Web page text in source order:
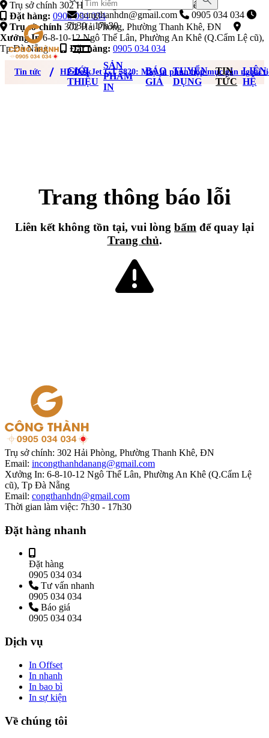
Trụ sở chính 302 Hải Phòng, Phường Thanh Khê, ĐN
Đặt hàng: 0905 034 034
Trụ sở chính 302 Hải Phòng, Phường Thanh Khê, ĐN
Xưởng In6-8-10-12 Ngô Thế Lân, Phường An Khê (Q.Cẩm Lệ cũ),
Tp Đà Nẵng
Đặt hàng: 0905 034 034
congthanhdn@gmail.com
0905 034 034
7h30 - 17h30
GIỚI
THIỆU
SẢN
PHẨM
IN
BÁO
GIÁ
TUYỂN
DỤNG
TIN
TỨC
LIÊN
HỆ
Tin tức HP DeskJet GT 5820: Máy in phun hộp mực gắn ngoài
Trang thông báo lỗi
Liên kết không tồn tại, vui lòng bấm để quay lại
Trang chủ.
Trụ sở chính: 302 Hải Phòng, Phường Thanh Khê, ĐN
Email: incongthanhdanang@gmail.com
Xưởng In: 6-8-10-12 Ngô Thế Lân, Phường An Khê (Q.Cẩm Lệ
cũ), Tp Đà Nẵng
Email: congthanhdn@gmail.com
Thời gian làm việc: 7h30 - 17h30
Đặt hàng nhanh
Đặt hàng
0905 034 034
Tư vấn nhanh
0905 034 034
Báo giá
0905 034 034
Dịch vụ
In Offset
In nhanh
In bao bì
In sự kiện
Về chúng tôi